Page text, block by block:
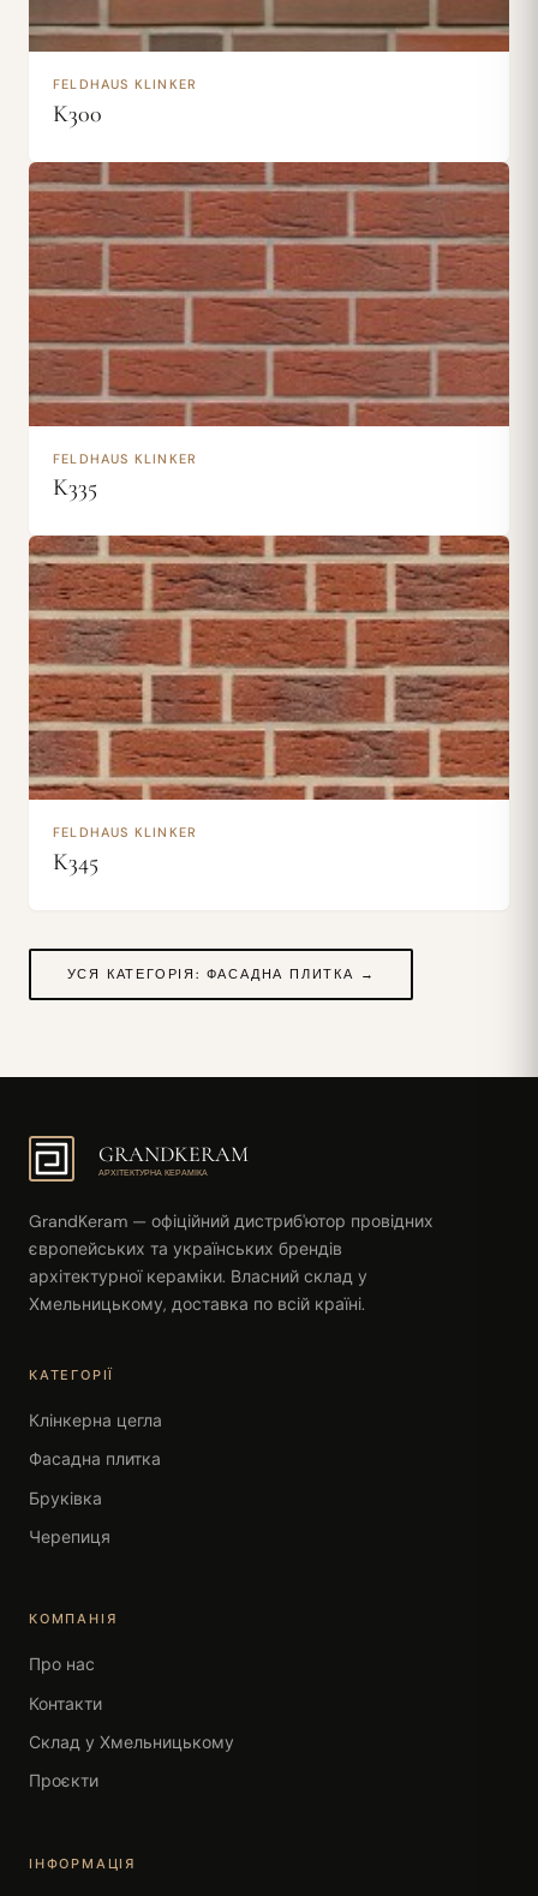
FELDHAUS KLINKER
K300
FELDHAUS KLINKER
K335
FELDHAUS KLINKER
K345
УСЯ КАТЕГОРІЯ: ФАСАДНА ПЛИТКА →
GRANDKERAM
АРХІТЕКТУРНА КЕРАМІКА
GrandKeram — офіційний дистриб'ютор провідних
європейських та українських брендів
архітектурної кераміки. Власний склад у
Хмельницькому, доставка по всій країні.
КАТЕГОРІЇ
Клінкерна цегла
Фасадна плитка
Бруківка
Черепиця
КОМПАНІЯ
Про нас
Контакти
Склад у Хмельницькому
Проєкти
ІНФОРМАЦІЯ